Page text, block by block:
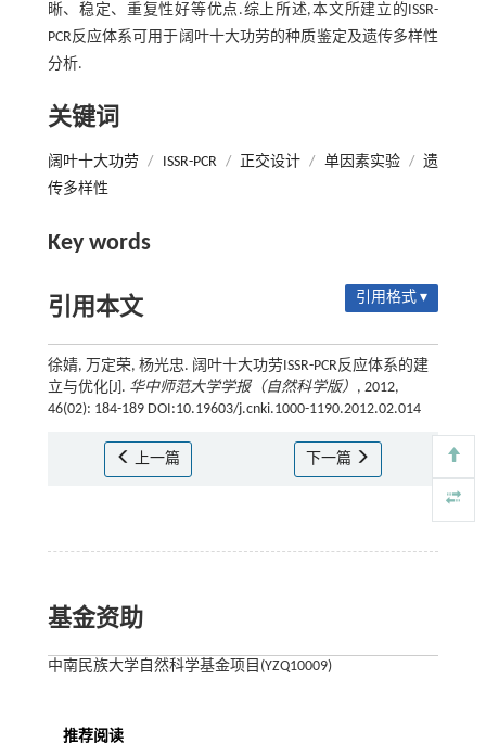
晰、稳定、重复性好等优点.综上所述,本文所建立的ISSR-
PCR反应体系可用于阔叶十大功劳的种质鉴定及遗传多样性
分析.
关键词
阔叶十大功劳 / ISSR-PCR / 正交设计 / 单因素实验 / 遗
传多样性
Key words
引用本文 引用格式 ▾
徐婧, 万定荣, 杨光忠. 阔叶十大功劳ISSR-PCR反应体系的建
立与优化[J]. 华中师范大学学报（自然科学版） , 2012,
46(02): 184-189 DOI:10.19603/j.cnki.1000-1190.2012.02.014
上一篇 下一篇
基金资助
中南民族大学自然科学基金项目(YZQ10009)